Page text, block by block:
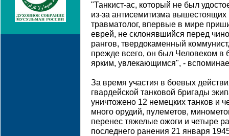
"Танкист-ас, который не был
из-за антисемитизма вышестоящих
травматолог, впервые в мире
еврей, не склонявшийся перед
рангов, твердокаменный
прежде всего, он был Человеком в
ярким, увлекающимся", -
За время участия в боевых
гвардейской танковой бригады
уничтожено 12 немецких танков и
много орудий, пулеметов,
перенес тяжелые ожоги и четыре
последнего ранения 21 января